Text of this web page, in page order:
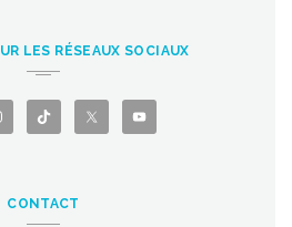
LES RÉSEAUX SOCIAUX
CONTACT